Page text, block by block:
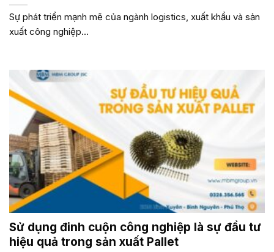
Sự phát triển mạnh mẽ của ngành logistics, xuất khẩu và sản
xuất công nghiệp...
Sử dụng đinh cuộn công nghiệp là sự đầu tư
hiệu quả trong sản xuất Pallet